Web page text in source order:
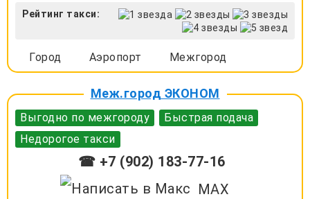
Рейтинг такси:
Город Аэропорт Межгород
Меж.город ЭКОНОМ
Выгодно по межгороду
Быстрая подача
Недорогое такси
☎ +7 (902) 183-77-16
MAX